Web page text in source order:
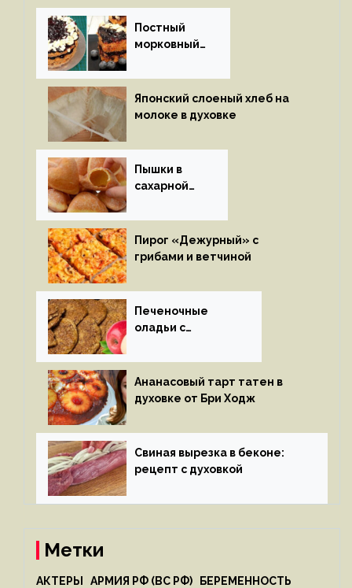
Постный
морковный
Японский слоеный хлеб на
молоке в духовке
Пышки в
сахарной
Пирог «Дежурный» с
грибами и ветчиной
Печеночные
оладьи с
Ананасовый тарт татен в
духовке от Бри Ходж
Свиная вырезка в беконе:
рецепт с духовкой
Метки
АКТЕРЫ АРМИЯ РФ (ВС РФ) БЕРЕМЕННОСТЬ